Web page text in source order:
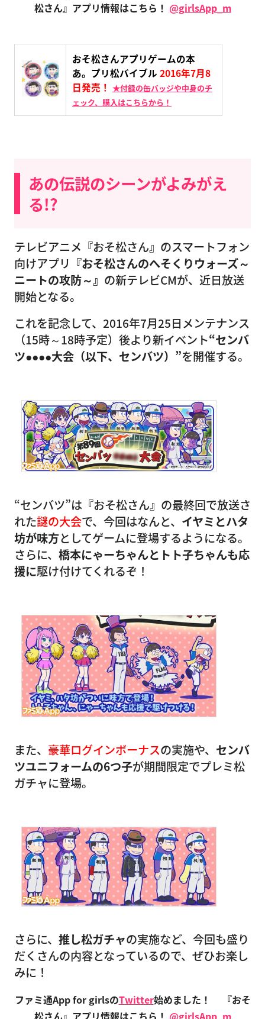
松さん』アプリ情報はこちら！ @girlsApp_m
おそ松さんアプリゲームの本
あ。プリ松バイブル 2016年7月8
日発売！ ★付録の缶バッジや中身のチ
ェック、購入はこちらから！
あの伝説のシーンがよみがえ
る!?
テレビアニメ『おそ松さん』のスマートフォン
向けアプリ 『おそ松さんのへそくりウォーズ～
ニートの攻防～』 の新テレビCMが、近日放送
開始となる。
これを記念して、2016年7月25日メンテナンス
（15時～18時予定）後より新イベント“センバ
ツ●●●●大会（以下、センバツ）”を開催する。
“センバツ”は『おそ松さん』の最終回で放送さ
れた謎の大会で、今回はなんと、 イヤミとハタ
坊が味方としてゲームに登場するようになる。
さらに、 橋本にゃーちゃんとトト子ちゃんも応
援に駆け付けてくれるぞ！
また、 豪華ログインボーナスの実施や、 センバ
ツユニフォームの6つ子が期間限定でプレミ松
ガチャに登場。
さらに、 推し松ガチャの実施など、今回も盛り
だくさんの内容となっているので、ぜひお楽し
みに！
ファミ通App for girlsのTwitter始めました！
『おそ
松さん』アプリ情報はこちら！ @girlsApp_m